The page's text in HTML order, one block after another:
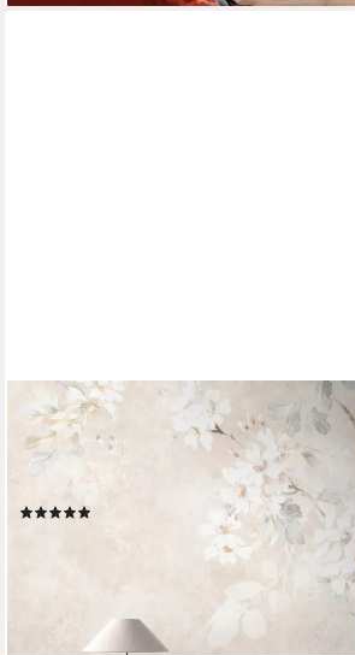
LIVING WALLS
Fototapete THE WALL III florale Tapete
Blumen, glatt, matt, (1 St), Vliestapete
Schlafzimmer Küche Wohnzimmer Floral
lieferbar - in 4-5 Werktagen bei dir